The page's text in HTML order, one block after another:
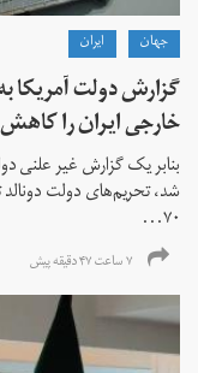
جهان ايران
خارجی ایران را
بنابر یک گزارش غیر علنی
۷۰...
۷ ساعت ۴۷ دقیقه پیش